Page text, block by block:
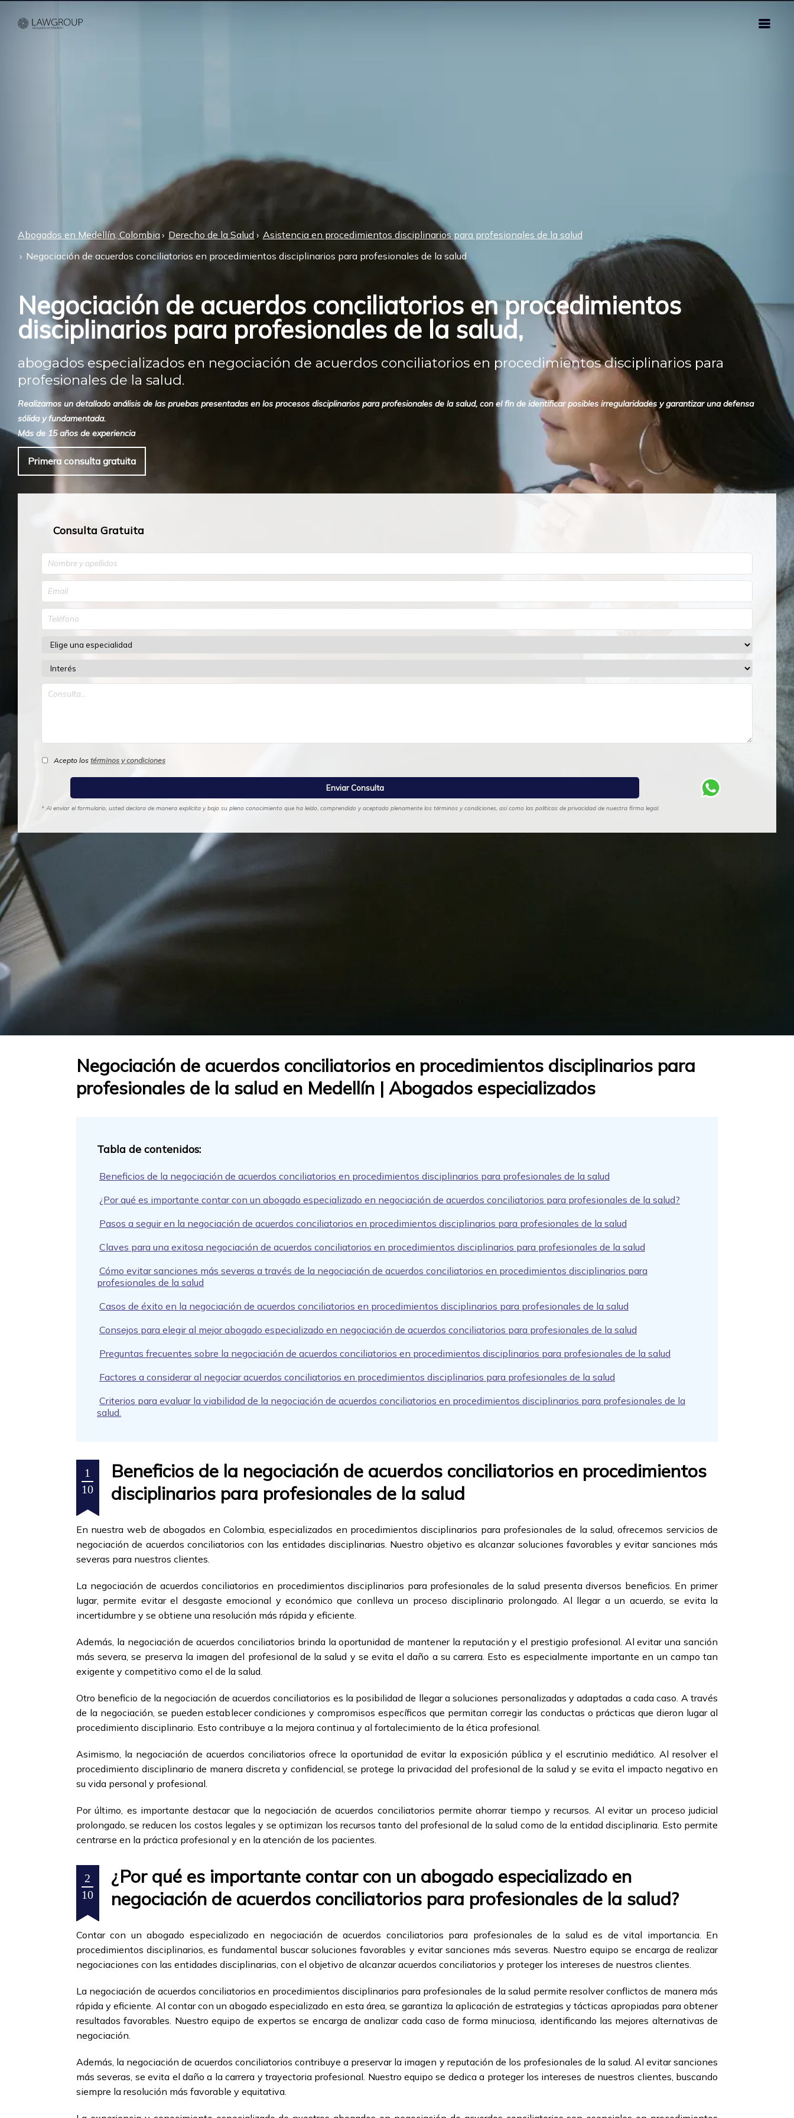
Abogados en Medellín, Colombia Derecho de la Salud
Asistencia en procedimientos disciplinarios para profesionales de la salud
Negociación de acuerdos conciliatorios en procedimientos disciplinarios para profesionales de la salud
Negociación de acuerdos conciliatorios en procedimientos
disciplinarios para profesionales de la salud,
abogados especializados en negociación de acuerdos conciliatorios en procedimientos disciplinarios para
profesionales de la salud.
Realizamos un detallado análisis de las pruebas presentadas en los procesos disciplinarios para profesionales de la salud, con el fin de identificar posibles irregularidades y garantizar una defensa
sólida y fundamentada.
Más de 15 años de experiencia
Primera consulta gratuita
Consulta Gratuita
Acepto los términos y condiciones
* Al enviar el formulario, usted declara de manera explícita y bajo su pleno conocimiento que ha leído, comprendido y aceptado plenamente los términos y condiciones, así como las políticas de privacidad de nuestra firma legal.
Negociación de acuerdos conciliatorios en procedimientos disciplinarios para
profesionales de la salud en Medellín | Abogados especializados
Beneficios de la negociación de acuerdos conciliatorios en procedimientos disciplinarios para profesionales de la salud
¿Por qué es importante contar con un abogado especializado en negociación de acuerdos conciliatorios para profesionales de la salud?
Pasos a seguir en la negociación de acuerdos conciliatorios en procedimientos disciplinarios para profesionales de la salud
Claves para una exitosa negociación de acuerdos conciliatorios en procedimientos disciplinarios para profesionales de la salud
Cómo evitar sanciones más severas a través de la negociación de acuerdos conciliatorios en procedimientos disciplinarios para
profesionales de la salud
Casos de éxito en la negociación de acuerdos conciliatorios en procedimientos disciplinarios para profesionales de la salud
Consejos para elegir al mejor abogado especializado en negociación de acuerdos conciliatorios para profesionales de la salud
Preguntas frecuentes sobre la negociación de acuerdos conciliatorios en procedimientos disciplinarios para profesionales de la salud
Factores a considerar al negociar acuerdos conciliatorios en procedimientos disciplinarios para profesionales de la salud
Criterios para evaluar la viabilidad de la negociación de acuerdos conciliatorios en procedimientos disciplinarios para profesionales de la
salud.
1
10
Beneficios de la negociación de acuerdos conciliatorios en procedimientos
disciplinarios para profesionales de la salud
En nuestra web de abogados en Colombia, especializados en procedimientos disciplinarios para profesionales de la salud, ofrecemos servicios de
negociación de acuerdos conciliatorios con las entidades disciplinarias. Nuestro objetivo es alcanzar soluciones favorables y evitar sanciones más
severas para nuestros clientes.
La negociación de acuerdos conciliatorios en procedimientos disciplinarios para profesionales de la salud presenta diversos beneficios. En primer
lugar, permite evitar el desgaste emocional y económico que conlleva un proceso disciplinario prolongado. Al llegar a un acuerdo, se evita la
incertidumbre y se obtiene una resolución más rápida y eficiente.
Además, la negociación de acuerdos conciliatorios brinda la oportunidad de mantener la reputación y el prestigio profesional. Al evitar una sanción
más severa, se preserva la imagen del profesional de la salud y se evita el daño a su carrera. Esto es especialmente importante en un campo tan
exigente y competitivo como el de la salud.
Otro beneficio de la negociación de acuerdos conciliatorios es la posibilidad de llegar a soluciones personalizadas y adaptadas a cada caso. A través
de la negociación, se pueden establecer condiciones y compromisos específicos que permitan corregir las conductas o prácticas que dieron lugar al
procedimiento disciplinario. Esto contribuye a la mejora continua y al fortalecimiento de la ética profesional.
Asimismo, la negociación de acuerdos conciliatorios ofrece la oportunidad de evitar la exposición pública y el escrutinio mediático. Al resolver el
procedimiento disciplinario de manera discreta y confidencial, se protege la privacidad del profesional de la salud y se evita el impacto negativo en
su vida personal y profesional.
Por último, es importante destacar que la negociación de acuerdos conciliatorios permite ahorrar tiempo y recursos. Al evitar un proceso judicial
prolongado, se reducen los costos legales y se optimizan los recursos tanto del profesional de la salud como de la entidad disciplinaria. Esto permite
centrarse en la práctica profesional y en la atención de los pacientes.
2
10
¿Por qué es importante contar con un abogado especializado en
negociación de acuerdos conciliatorios para profesionales de la salud?
Contar con un abogado especializado en negociación de acuerdos conciliatorios para profesionales de la salud es de vital importancia. En
procedimientos disciplinarios, es fundamental buscar soluciones favorables y evitar sanciones más severas. Nuestro equipo se encarga de realizar
negociaciones con las entidades disciplinarias, con el objetivo de alcanzar acuerdos conciliatorios y proteger los intereses de nuestros clientes.
La negociación de acuerdos conciliatorios en procedimientos disciplinarios para profesionales de la salud permite resolver conflictos de manera más
rápida y eficiente. Al contar con un abogado especializado en esta área, se garantiza la aplicación de estrategias y tácticas apropiadas para obtener
resultados favorables. Nuestro equipo de expertos se encarga de analizar cada caso de forma minuciosa, identificando las mejores alternativas de
negociación.
Además, la negociación de acuerdos conciliatorios contribuye a preservar la imagen y reputación de los profesionales de la salud. Al evitar sanciones
más severas, se evita el daño a la carrera y trayectoria profesional. Nuestro equipo se dedica a proteger los intereses de nuestros clientes, buscando
siempre la resolución más favorable y equitativa.